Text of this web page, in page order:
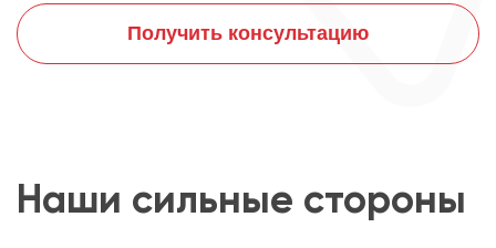
Получить консультацию
Наши сильные стороны